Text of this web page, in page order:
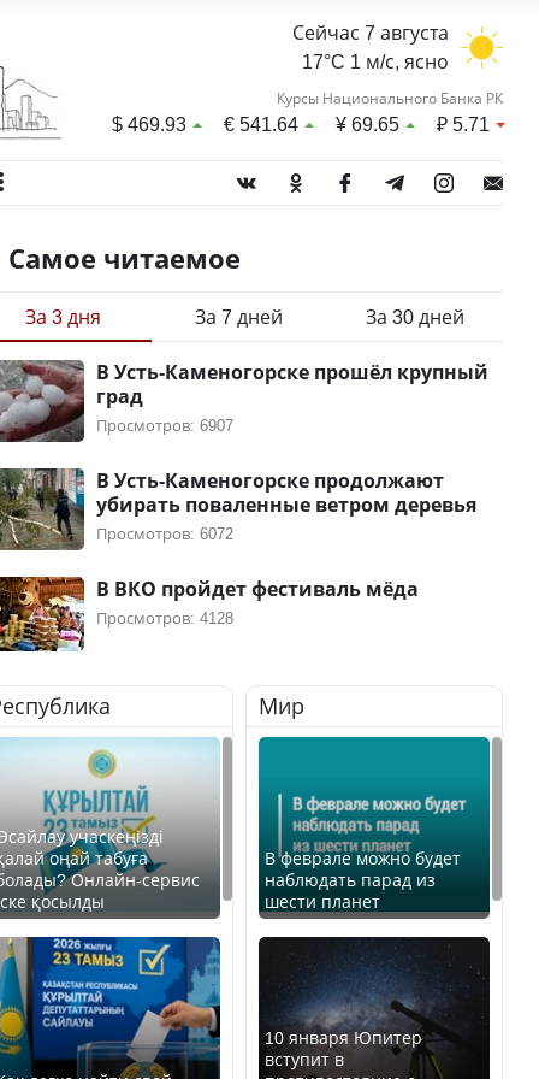
Сейчас 7 августа
17°C 1 м/с, ясно
Курсы Национального Банка РК
$469.93 €541.64 ¥69.65 ₽5.71
Самое читаемое
За 3 дня За 7 дней За 30 дней
В Усть-Каменогорске прошёл крупный
град
Просмотров: 6907
В Усть-Каменогорске продолжают
убирать поваленные ветром деревья
Просмотров: 6072
В ВКО пройдет фестиваль мёда
Просмотров: 4128
учаскеңізді
оңай табуға
Онлайн-сервис
қосылды
Мир
В феврале можно будет
наблюдать парад из
шести планет
10 января Юпитер
вступит в